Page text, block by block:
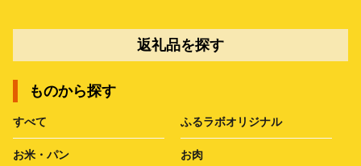
返礼品を探す
ものから探す
すべて ふるラボオリジナル
お米・パン お肉